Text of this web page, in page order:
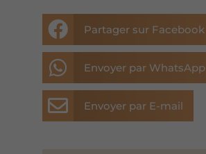
 Partager sur Facebook
 Envoyer par WhatsApp
 Envoyer par E-mail